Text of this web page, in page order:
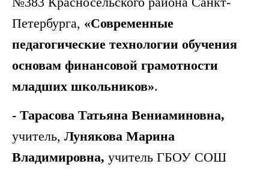
Петербурга, «Современные
педагогические технологии обучения
основам финансовой грамотности
младших школьников».
- Тарасова Татьяна Вениаминовна,
учитель, Лунякова Марина
Владимировна, учитель ГБОУ СОШ